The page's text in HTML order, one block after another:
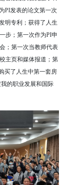
PI发表的论文第一次
明专利；获得了人生
步；第一次作为PI申
；第一次当教师代表
主页和媒体报道；第
买了人生中第一套房
的职业发展和国际